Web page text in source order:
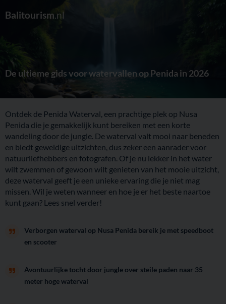
Balitourism.nl
De ultieme gids voor watervallen op Penida in 2026
Ontdek de Penida Waterval, een prachtige plek op Nusa
Penida die je gemakkelijk kunt bereiken met een korte
wandeling door de jungle. De waterval valt mooi naar beneden
en biedt geweldige uitzichten, dus zeker een aanrader voor
natuurliefhebbers en fotografen. Of je nu lekker in het water
wilt zwemmen of gewoon wilt genieten van het mooie uitzicht,
deze waterval geeft je een unieke ervaring die je niet mag
missen. Wil je weten wanneer en hoe je er het beste naartoe
kunt gaan? Lees snel verder!
Verborgen waterval op Nusa Penida bereik je met speedboot
en scooter
Avontuurlijke tocht door jungle over steile paden naar 35
meter hoge waterval